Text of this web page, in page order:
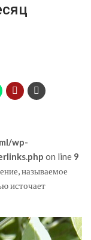
wp-
on line 9
называемое
источает